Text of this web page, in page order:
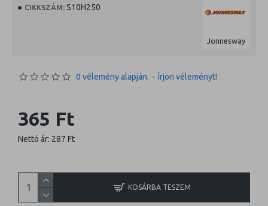
CIKKSZÁM: S10H250
Jonnesway
0 vélemény alapján. - Írjon véleményt!
365 Ft
Nettó ár: 287 Ft
KOSÁRBA TESZEM